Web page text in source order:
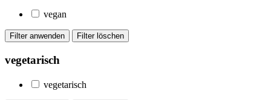
vegan
vegetarisch
vegetarisch